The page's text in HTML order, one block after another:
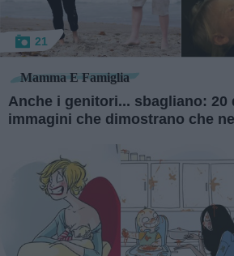
21
Mamma E Famiglia
Anche i genitori... sbagliano: 20
immagini che dimostrano che